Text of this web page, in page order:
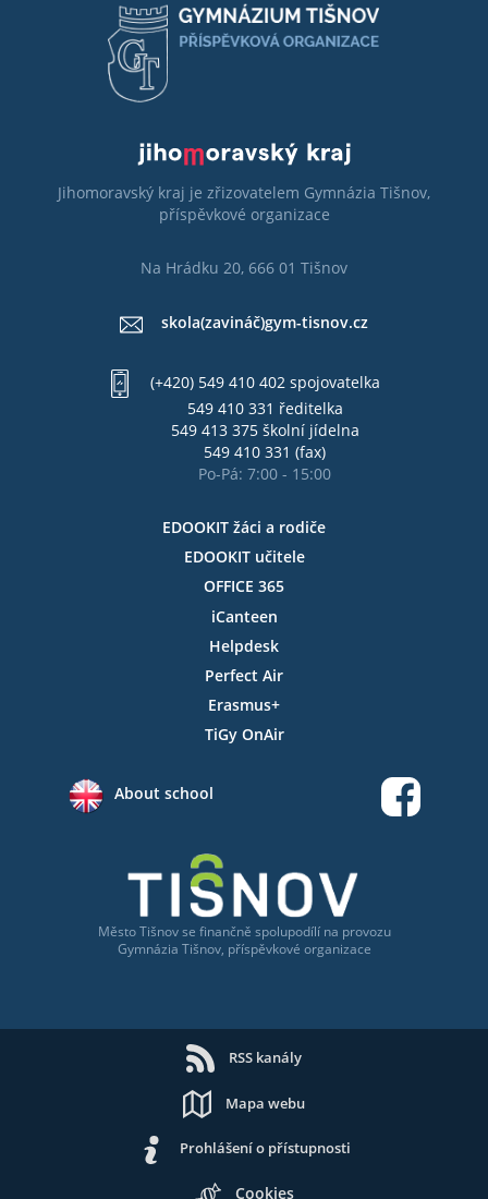
Jihomoravský kraj je zřizovatelem Gymnázia Tišnov,
příspěvkové organizace
Na Hrádku 20, 666 01 Tišnov
skola(zavináč)gym-tisnov.cz
(+420) 549 410 402 spojovatelka
549 410 331 ředitelka
549 413 375 školní jídelna
549 410 331 (fax)
Po-Pá: 7:00 - 15:00
EDOOKIT žáci a rodiče
EDOOKIT učitele
OFFICE 365
iCanteen
Helpdesk
Perfect Air
Erasmus+
TiGy OnAir
About school
Město Tišnov se finančně spolupodílí na provozu
Gymnázia Tišnov, příspěvkové organizace
RSS kanály
Mapa webu
Prohlášení o přístupnosti
Cookies